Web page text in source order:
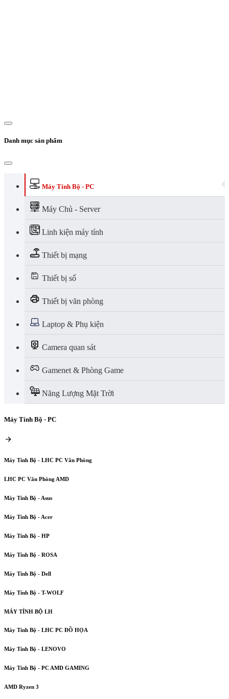
Danh mục sản phẩm
Máy Tính Bộ - PC
Máy Chủ - Server
Linh kiện máy tính
Thiết bị mạng
Thiết bị số
Thiết bị văn phòng
Laptop & Phụ kiện
Camera quan sát
Gamenet & Phòng Game
Năng Lượng Mặt Trời
Máy Tính Bộ - PC
Máy Tính Bộ - LHC PC Văn Phòng
LHC PC Văn Phòng AMD
Máy Tính Bộ - Asus
Máy Tính Bộ - Acer
Máy Tính Bộ - HP
Máy Tính Bộ - ROSA
Máy Tính Bộ - Dell
Máy Tính Bộ - T-WOLF
MÁY TÍNH BỘ LH
Máy Tính Bộ - LHC PC ĐỒ HỌA
Máy Tính Bộ - LENOVO
Máy Tính Bộ - PC AMD GAMING
AMD Ryzen 3